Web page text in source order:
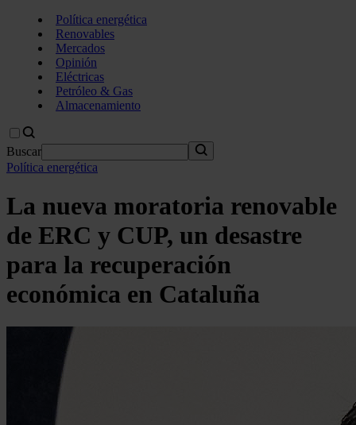
Política energética
Renovables
Mercados
Opinión
Eléctricas
Petróleo & Gas
Almacenamiento
Buscar
Política energética
La nueva moratoria renovable
de ERC y CUP, un desastre
para la recuperación
económica en Cataluña